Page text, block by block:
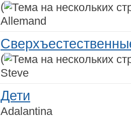
(
Allemand
(
Steve
Дети
Adalantina